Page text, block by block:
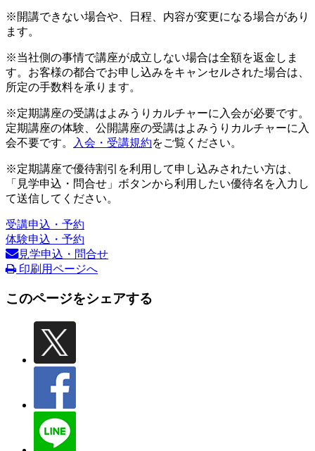
※開講できない場合や、日程、内容が変更になる場合があり
ます。
※当社側の事情で講座が成立しない場合は全額を返金しま
す。お客様の都合でお申し込みをキャンセルされた場合は、
所定の手数料を承ります。
※定期講座の受講はよみうりカルチャーに入会が必要です。
定期講座の体験、公開講座の受講はよみうりカルチャーに入
会不要です。
入会・受講規約をご覧ください。
※定期講座で優待割引を利用して申し込みされたい方は、
「見学申込・問合せ」ボタンから利用したい優待名を入力し
て送信してください。
受講申込・予約
体験申込・予約
見学申込・問合せ
印刷用ページへ
このページをシェアする